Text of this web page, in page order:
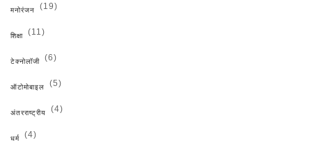
मनोरंजन (19)
शिक्षा (11)
टेक्नोलॉजी (6)
ऑटोमोबाइल (5)
अंतरराष्ट्रीय (4)
धर्म (4)